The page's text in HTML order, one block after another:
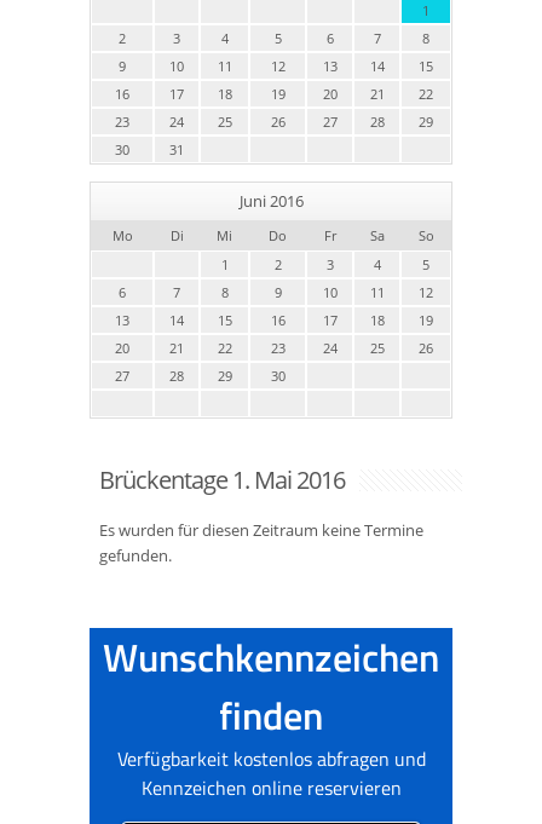
1
2
3 4 5 6 7
8
9
10 11 12 13 14
15
16
17 18 19 20 21
22
23
24 25 26 27 28
29
30
31
Juni 2016
Mo Di Mi Do Fr Sa
So
1
2 3 4
5
6
7 8 9 10 11
12
13
14 15 16 17 18
19
20
21 22 23 24 25
26
27
28 29 30
Brückentage 1. Mai 2016
Es wurden für diesen Zeitraum keine Termine
gefunden.